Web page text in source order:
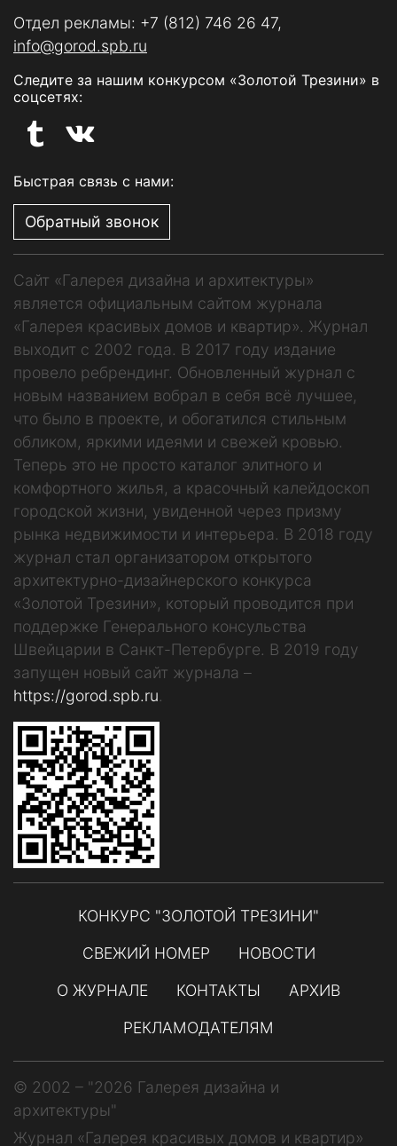
Отдел рекламы: +7 (812) 746 26 47,
info@gorod.spb.ru
Следите за нашим конкурсом «Золотой Трезини» в
соцсетях:
Быстрая связь с нами:
Обратный звонок
Сайт «Галерея дизайна и архитектуры»
является официальным сайтом журнала
«Галерея красивых домов и квартир». Журнал
выходит с 2002 года. В 2017 году издание
провело ребрендинг. Обновленный журнал с
новым названием вобрал в себя всё лучшее,
что было в проекте, и обогатился стильным
обликом, яркими идеями и свежей кровью.
Теперь это не просто каталог элитного и
комфортного жилья, а красочный калейдоскоп
городской жизни, увиденной через призму
рынка недвижимости и интерьера. В 2018 году
журнал стал организатором открытого
архитектурно-дизайнерского конкурса
«Золотой Трезини», который проводится при
поддержке Генерального консульства
Швейцарии в Санкт-Петербурге. В 2019 году
запущен новый сайт журнала –
https://gorod.spb.ru.
КОНКУРС "ЗОЛОТОЙ ТРЕЗИНИ"
СВЕЖИЙ НОМЕР
НОВОСТИ
О ЖУРНАЛЕ
КОНТАКТЫ
АРХИВ
РЕКЛАМОДАТЕЛЯМ
© 2002 – "2026 Галерея дизайна и
архитектуры"
Журнал «Галерея красивых домов и квартир»